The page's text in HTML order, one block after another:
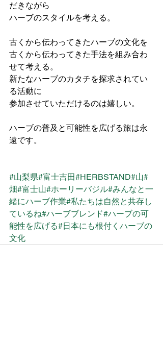
だきながら
ハーブのスタイルを考える。
⁡古くから伝わってきたハーブの文化を
古くから伝わってきた手法を組み合わ
せて考える。
新たなハーブのカタチを探求されてい
る活動に
参加させていただけるのは嬉しい。
ハーブの普及と可能性を広げる旅は永
遠です。
#山梨県#富士吉田#HERBSTAND#山#
畑#富士山#ホーリーバジル#みんなと一
緒にハーブ作業#私たちは自然と共存し
ているね#ハーブブレンド#ハーブの可
能性を広げる#日本にも根付くハーブの
文化